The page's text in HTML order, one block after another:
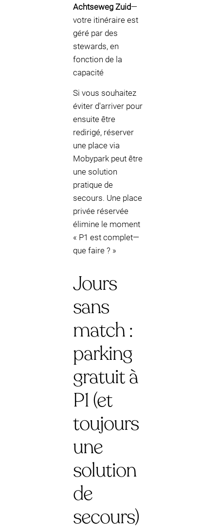
Achtseweg Zuid—
votre itinéraire est
géré par des
stewards, en
fonction de la
capacité
Si vous souhaitez
éviter d'arriver pour
ensuite être
redirigé, réserver
une place via
Mobypark peut être
une solution
pratique de
secours. Une place
privée réservée
élimine le moment
« P1 est complet—
que faire ? »
Jours
sans
match :
parking
gratuit à
P1 (et
toujours
une
solution
de
secours)